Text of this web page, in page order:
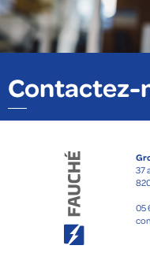
Contactez-
37
05